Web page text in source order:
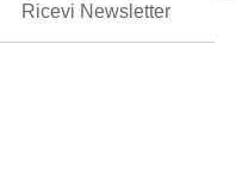
Ricevi Newsletter